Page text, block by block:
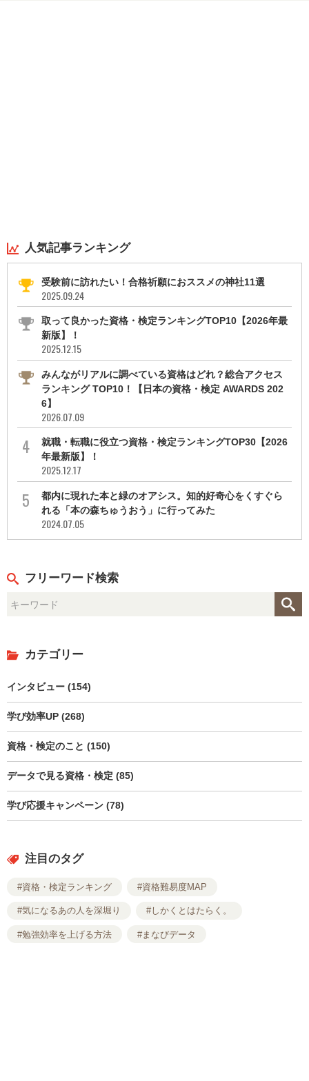
人気記事ランキング
受験前に訪れたい！合格祈願におススメの神社11選
2025.09.24
取って良かった資格・検定ランキングTOP10【2026年最
新版】！
2025.12.15
みんながリアルに調べている資格はどれ？総合アクセス
ランキング TOP10！【日本の資格・検定 AWARDS 202
6】
2026.07.09
就職・転職に役立つ資格・検定ランキングTOP30【2026
年最新版】！
2025.12.17
都内に現れた本と緑のオアシス。知的好奇心をくすぐら
れる「本の森ちゅうおう」に行ってみた
2024.07.05
フリーワード検索
カテゴリー
インタビュー (154)
学び効率UP (268)
資格・検定のこと (150)
データで見る資格・検定 (85)
学び応援キャンペーン (78)
注目のタグ
#資格・検定ランキング #資格難易度MAP
#気になるあの人を深堀り #しかくとはたらく。
#勉強効率を上げる方法 #まなびデータ